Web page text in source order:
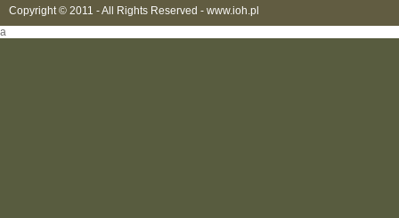
Copyright © 2011 - All Rights Reserved - www.ioh.pl
a